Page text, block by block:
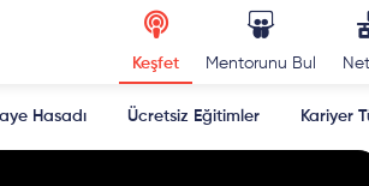
Keşfet Mentorunu Bul
Hasadı Ücretsiz Eğitimler Kariyer